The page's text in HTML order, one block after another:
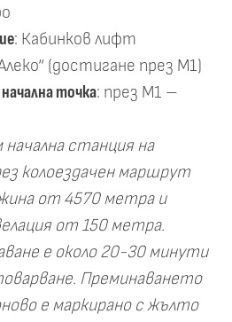
: Кабинков лифт
(достигане през М1)
точка: през М1 –
станция на
колоездачен маршрут
от 4570 метра и
от 150 метра.
е около 20-30 минути
Преминаването
е маркирано с жълто